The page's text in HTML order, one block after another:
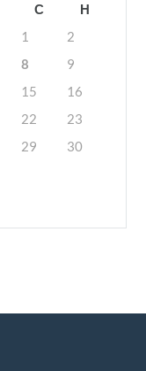
С
Н
1
2
8
9
15
16
22
23
29
30